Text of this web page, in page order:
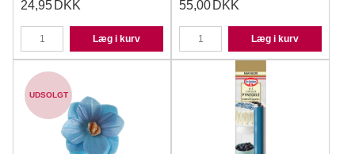
24,95 DKK
Læg i kurv
55,00 DKK
Læg i kurv
UDSOLGT